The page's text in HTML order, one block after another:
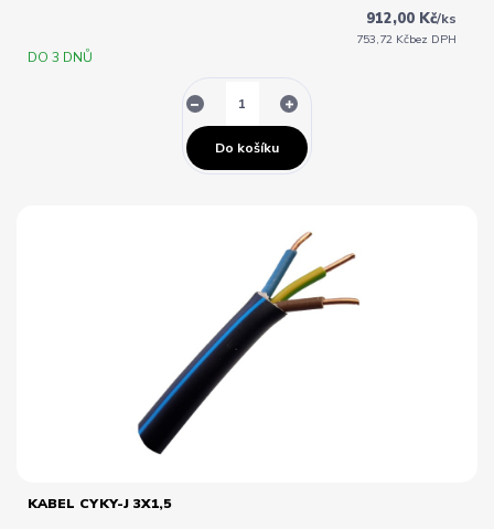
912,00 Kč/ks
753,72 Kčbez DPH
DO 3 DNŮ
Do košíku
KABEL CYKY-J 3X1,5